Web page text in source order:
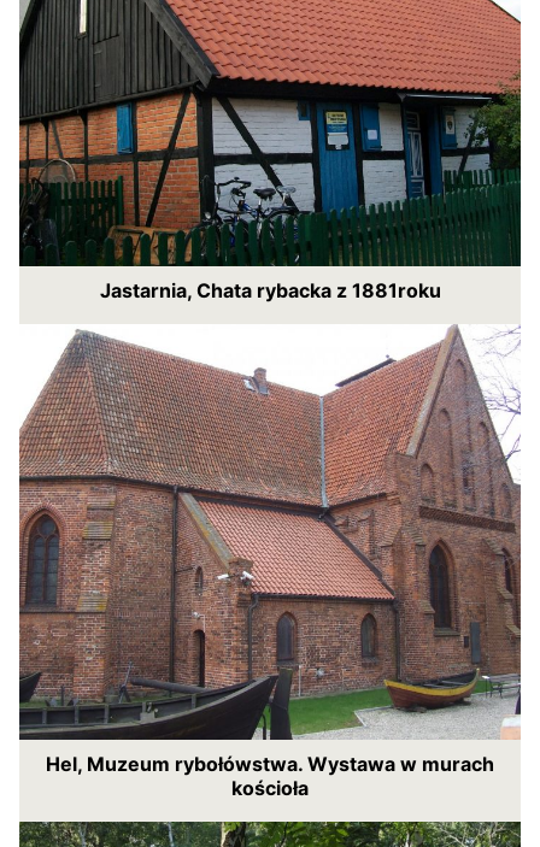
Jastarnia, Chata rybacka z 1881roku
Hel, Muzeum rybołówstwa. Wystawa w murach
kościoła